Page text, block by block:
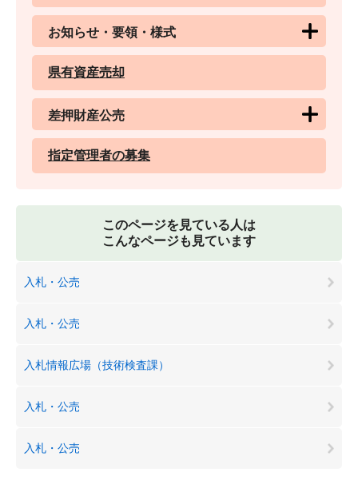
お知らせ・要領・様式
県有資産売却
差押財産公売
指定管理者の募集
このページを見ている人は
こんなページも見ています
入札・公売
入札・公売
入札情報広場（技術検査課）
入札・公売
入札・公売